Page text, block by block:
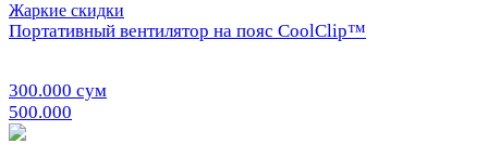
Жаркие скидки
Портативный вентилятор на пояс CoolClip™
300.000 сум
500.000